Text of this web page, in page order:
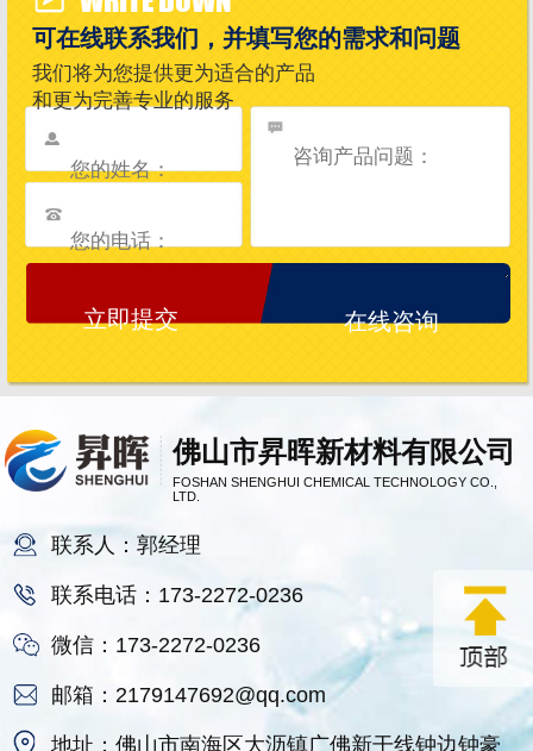
佛山市昇晖新材料有限公司
FOSHAN SHENGHUI CHEMICAL TECHNOLOGY CO.,
LTD.
联系人：郭经理
联系电话：173-2272-0236
微信：173-2272-0236
邮箱：2179147692@qq.com
地址：佛山市南海区大沥镇广佛新干线钟边钟豪
可在线联系我们，并填写您的需求和问题
我们将为您提供更为适合的产品
和更为完善专业的服务
在线咨询